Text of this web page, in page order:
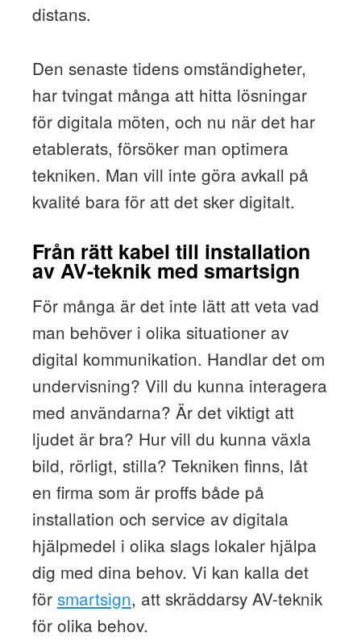
distans.
Den senaste tidens omständigheter,
har tvingat många att hitta lösningar
för digitala möten, och nu när det har
etablerats, försöker man optimera
tekniken. Man vill inte göra avkall på
kvalité bara för att det sker digitalt.
Från rätt kabel till installation
av AV-teknik med smartsign
För många är det inte lätt att veta vad
man behöver i olika situationer av
digital kommunikation. Handlar det om
undervisning? Vill du kunna interagera
med användarna? Är det viktigt att
ljudet är bra? Hur vill du kunna växla
bild, rörligt, stilla? Tekniken finns, låt
en firma som är proffs både på
installation och service av digitala
hjälpmedel i olika slags lokaler hjälpa
dig med dina behov. Vi kan kalla det
för smartsign, att skräddarsy AV-teknik
för olika behov.